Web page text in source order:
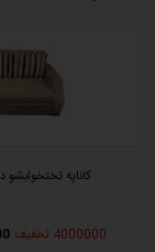
طراحی و تولید
نیروهای استاتیک و
کاور اصلی مبل
کاور اضافه با رنگ
برای شستشو داشته
کاناپه تختخوابشو
4000000 تخفیف